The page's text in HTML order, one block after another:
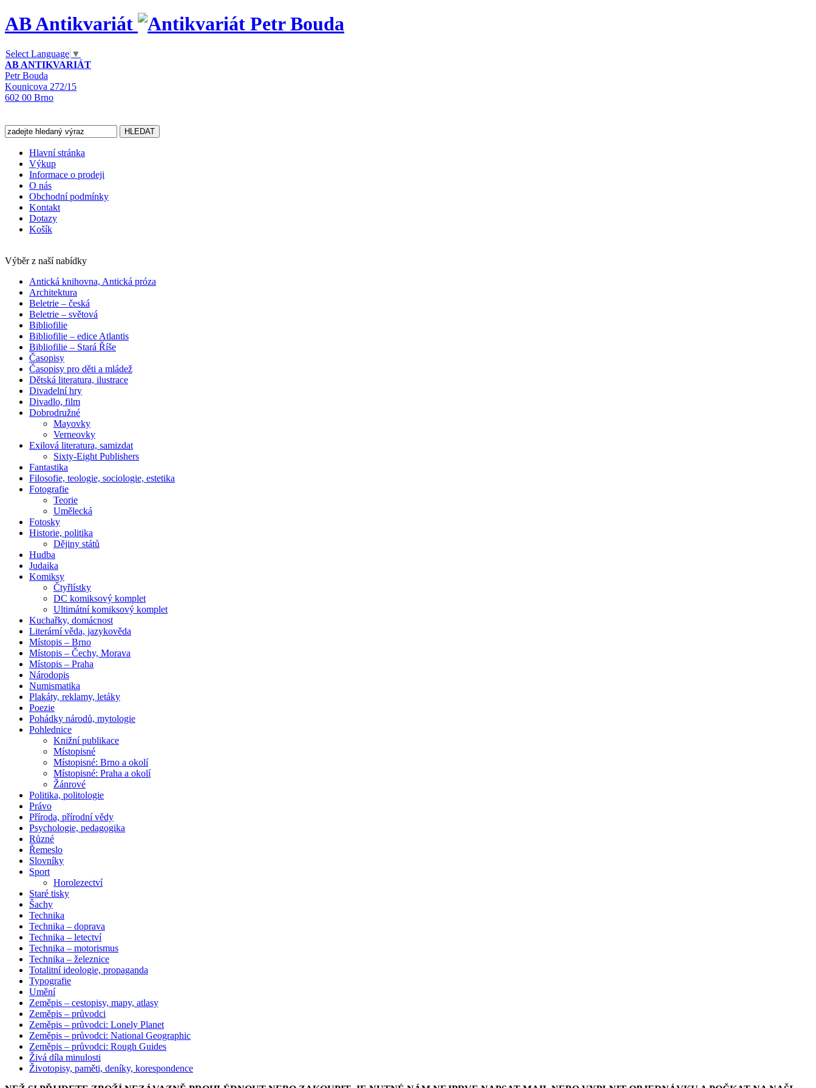
AB Antikvariát
Select Language ▼
AB ANTIKVARIÁT
Petr Bouda
Kounicova 272/15
602 00 Brno
Hlavní stránka
Výkup
Informace o prodeji
O nás
Obchodní podmínky
Kontakt
Dotazy
Košík
Výběr z naší nabídky
Antická knihovna, Antická próza
Architektura
Beletrie – česká
Beletrie – světová
Bibliofilie
Bibliofilie – edice Atlantis
Bibliofilie – Stará Říše
Časopisy
Časopisy pro děti a mládež
Dětská literatura, ilustrace
Divadelní hry
Divadlo, film
Dobrodružné
Mayovky
Verneovky
Exilová literatura, samizdat
Sixty-Eight Publishers
Fantastika
Filosofie, teologie, sociologie, estetika
Fotografie
Teorie
Umělecká
Fotosky
Historie, politika
Dějiny států
Hudba
Judaika
Komiksy
Čtyřlístky
DC komiksový komplet
Ultimátní komiksový komplet
Kuchařky, domácnost
Literární věda, jazykověda
Místopis – Brno
Místopis – Čechy, Morava
Místopis – Praha
Národopis
Numismatika
Plakáty, reklamy, letáky
Poezie
Pohádky národů, mytologie
Pohlednice
Knižní publikace
Místopisné
Místopisné: Brno a okolí
Místopisné: Praha a okolí
Žánrové
Politika, politologie
Právo
Příroda, přírodní vědy
Psychologie, pedagogika
Různé
Řemeslo
Slovníky
Sport
Horolezectví
Staré tisky
Šachy
Technika
Technika – doprava
Technika – letectví
Technika – motorismus
Technika – železnice
Totalitní ideologie, propaganda
Typografie
Umění
Zeměpis – cestopisy, mapy, atlasy
Zeměpis – průvodci
Zeměpis – průvodci: Lonely Planet
Zeměpis – průvodci: National Geographic
Zeměpis – průvodci: Rough Guides
Živá díla minulosti
Životopisy, paměti, deníky, korespondence